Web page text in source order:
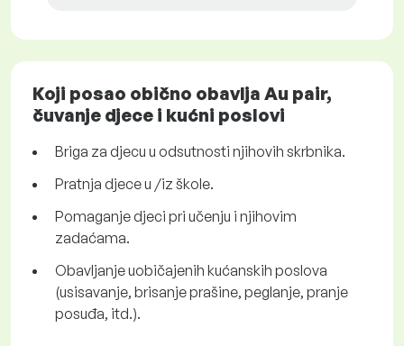
Koji posao obično obavlja Au pair,
čuvanje djece i kućni poslovi
Briga za djecu u odsutnosti njihovih skrbnika.
Pratnja djece u /iz škole.
Pomaganje djeci pri učenju i njihovim
zadaćama.
Obavljanje uobičajenih kućanskih poslova
(usisavanje, brisanje prašine, peglanje, pranje
posuđa, itd.).